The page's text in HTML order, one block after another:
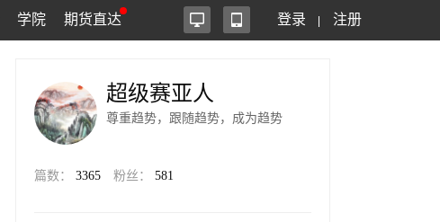
学院 期货直达 登录 注册
超级赛亚人
尊重趋势，跟随趋势，成为趋势
篇数： 3365 粉丝： 581